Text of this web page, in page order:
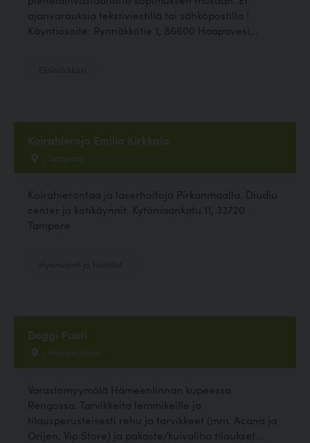
ajanvarauksia tekstiviestillä tai sähköpostilla !
Käyntiosoite: Rynnäkkötie 1, 86600 Haapavesi...
Koirahieroja Emilia Kirkkala
, Tampere
Koirahierontaa ja laserhoitoja Pirkanmaalla. Diudiu
center ja kotikäynnit. Kytömaankatu 11, 33720
Tampere
Doggi Puoti
, Hämeenlinna
Varastomyymälä Hämeenlinnan kupeessa
Rengossa. Tarvikkeita lemmikeille ja
tilausperusteisesti rehu ja tarvikkeet (mm. Acana ja
Orijen, Vip Store) ja pakaste/kuivaliha tilaukset...